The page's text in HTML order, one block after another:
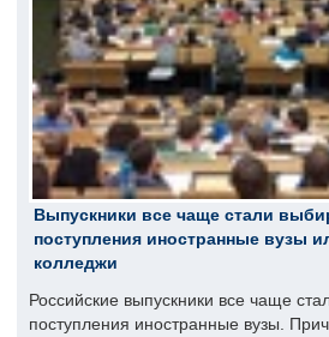
Выпускники все чаще стали
поступления иностранные вузы
колледжи
Российские выпускники все чаще
поступления иностранные вузы.